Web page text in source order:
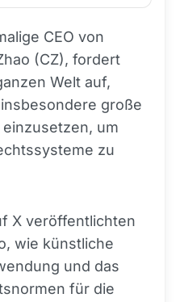
CEO von
(CZ), fordert
Welt auf,
große
um
zu
X veröffentlichten
wie künstliche
und das
für die